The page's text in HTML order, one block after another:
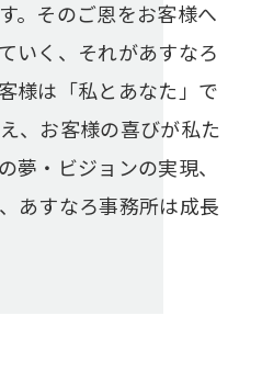
。そのご恩をお客様へ
いく、それがあすなろ
様は「私とあなた」で
、お客様の喜びが私た
夢・ビジョンの実現、
あすなろ事務所は成長